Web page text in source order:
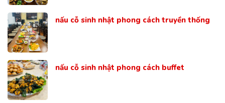
nấu cỗ sinh nhật phong cách truyền thống
nấu cỗ sinh nhật phong cách buffet